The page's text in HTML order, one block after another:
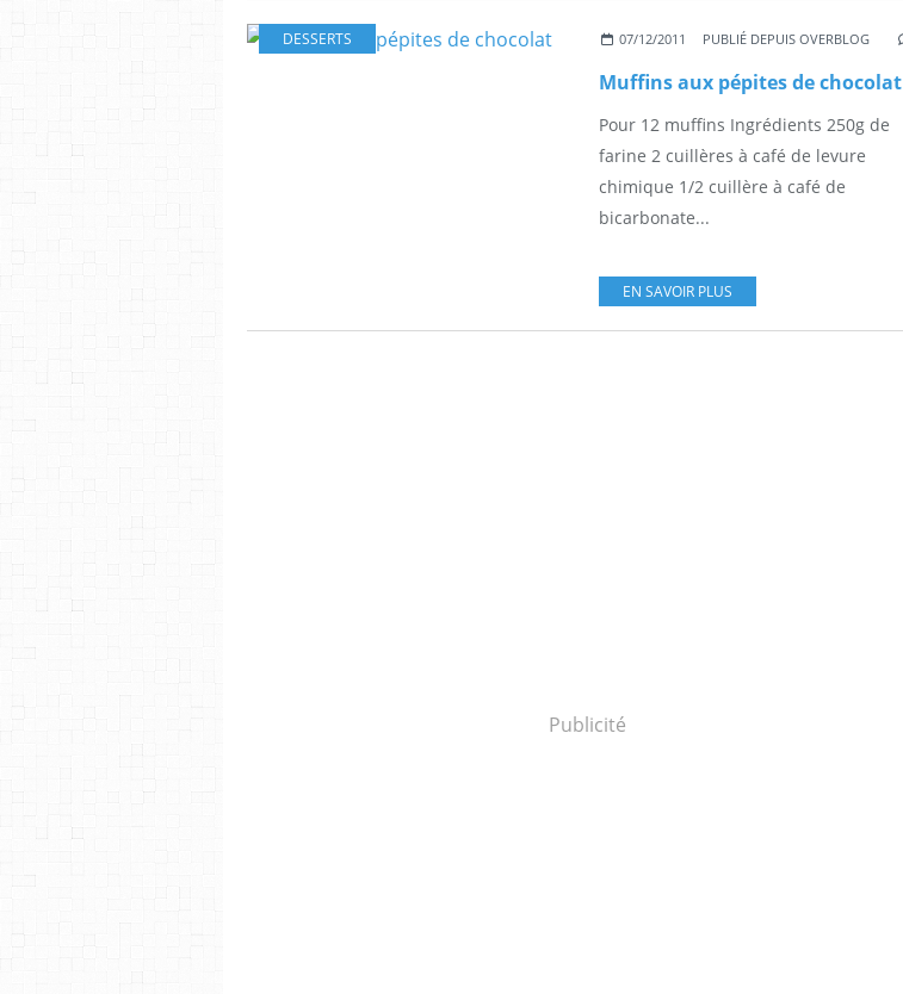
DESSERTS 07/12/2011 PUBLIÉ DEPUIS OVERBLOG
Muffins aux pépites de chocolat
Pour 12 muffins Ingrédients 250g de
farine 2 cuillères à café de levure
chimique 1/2 cuillère à café de
bicarbonate...
EN SAVOIR PLUS
Publicité